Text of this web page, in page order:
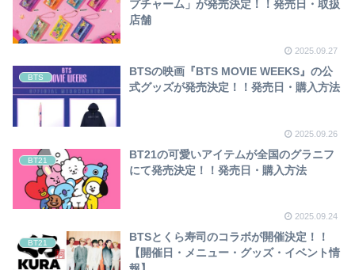
プチャーム」が発売決定！！発売日・取扱
店舗
2025.09.27
BTS
BTSの映画『BTS MOVIE WEEKS』の公
式グッズが発売決定！！発売日・購入方法
2025.09.26
BT21
BT21の可愛いアイテムが全国のグラニフ
にて発売決定！！発売日・購入方法
2025.09.24
BT21
BTSとくら寿司のコラボが開催決定！！
【開催日・メニュー・グッズ・イベント情